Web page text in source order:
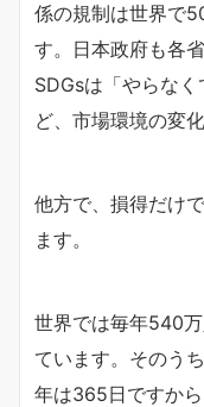
係の規制は世界で
す。日本政府も各
SDGsは「やらな
ど、市場環境の変
他方で、損得だけ
ます。
世界では毎年540
ています。そのう
年は365日ですか